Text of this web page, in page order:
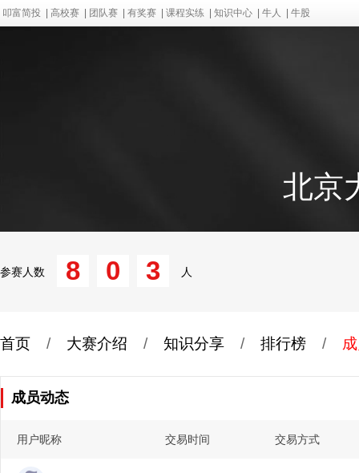
叩富简投 高校赛 团队赛 有奖赛 课程实练 知识中心 牛人 牛股
北京
参赛人数 8 0 3 人
首页 / 大赛介绍 / 知识分享 / 排行榜 /
成员动态
用户昵称 交易时间 交易方式